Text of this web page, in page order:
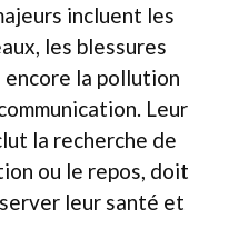
incluent les
les blessures
encore la pollution
Leur
la recherche de
ou le repos, doit
leur santé et